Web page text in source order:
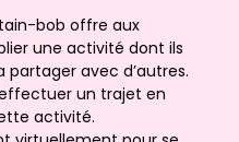
bob offre aux
une activité dont ils
partager avec d’autres.
un trajet en
activité.